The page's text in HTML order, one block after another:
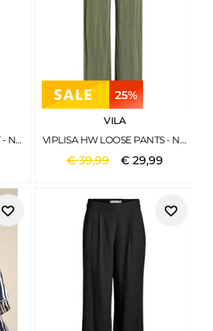
VIVARONE HW SLIM PANT - NOOS DUCK GREEN
25%
VILA
VIPLISA HW LOOSE PANTS - NOOS OIL GREEN
€39,99 € 29,99